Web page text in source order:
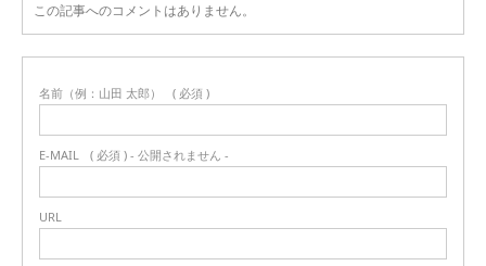
この記事へのコメントはありません。
名前（例：山田 太郎） ( 必須 )
E-MAIL ( 必須 ) - 公開されません -
URL